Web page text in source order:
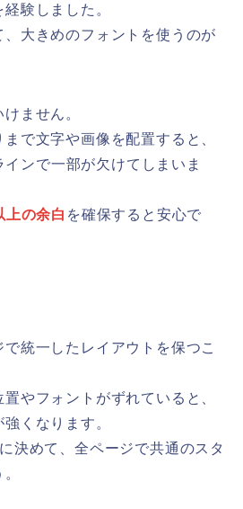
験しました。
大きめのフォントを使うのが
ません。
で文字や画像を配置すると、
ンで一部が欠けてしまいま
上の余白 を確保すると安心で
統一したレイアウトを保つこ
やフォントがずれていると、
くなります。
決めて、全ページで共通のスタ